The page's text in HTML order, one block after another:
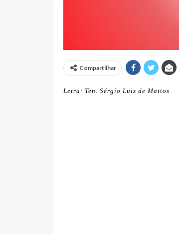
Compartilhar
Letra: Ten. Sérgio Luiz de Mattos